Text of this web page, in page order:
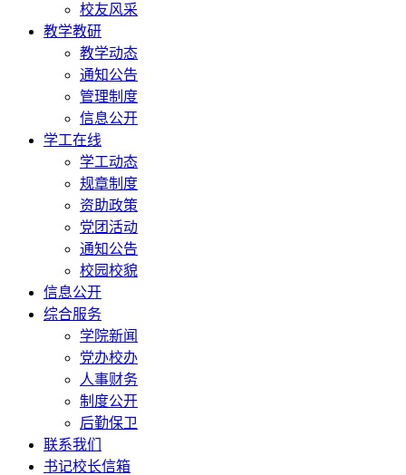
校友风采
教学教研
教学动态
通知公告
管理制度
信息公开
学工在线
学工动态
规章制度
资助政策
党团活动
通知公告
校园校貌
信息公开
综合服务
学院新闻
党办校办
人事财务
制度公开
后勤保卫
联系我们
书记校长信箱